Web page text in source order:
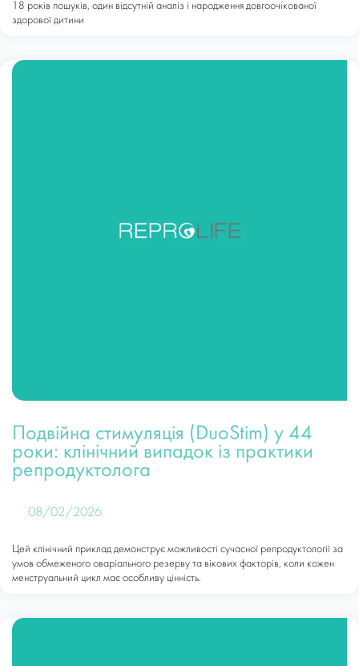
18 років пошуків, один відсутній аналіз і народження довгоочікованої
здорової дитини
Подвійна стимуляція (DuoStim) у 44
роки: клінічний випадок із практики
репродуктолога
08/02/2026
Цей клінічний приклад демонструє можливості сучасної репродуктології за
умов обмеженого оваріального резерву та вікових факторів, коли кожен
менструальний цикл має особливу цінність.